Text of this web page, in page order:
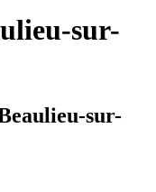
sur-
sur-